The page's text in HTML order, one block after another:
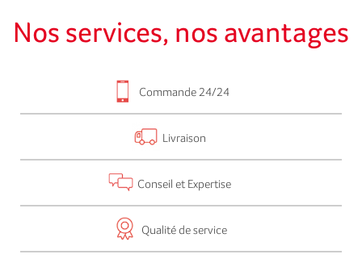
Nos services, nos avantages
Commande 24/24
Livraison
Conseil et Expertise
Qualité de service